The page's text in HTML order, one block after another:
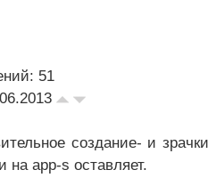
51
создание- и
на app-s оставляет.